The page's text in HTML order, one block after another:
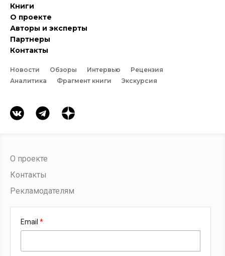
Книги
О проекте
Авторы и эксперты
Партнеры
Контакты
Новости Обзоры Интервью
Рецензия
Аналитика
Фрагмент книги Экскурсия
О проекте
Контакты
Рекламодателям
Email